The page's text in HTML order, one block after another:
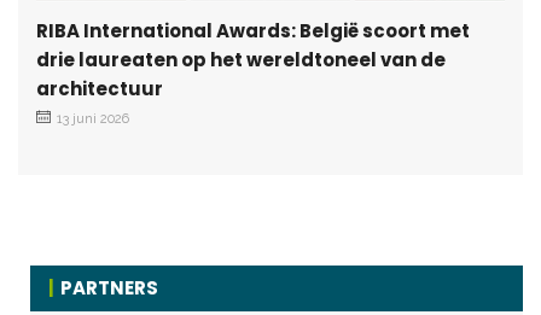
RIBA International Awards: België scoort met
drie laureaten op het wereldtoneel van de
architectuur
13 juni 2026
PARTNERS